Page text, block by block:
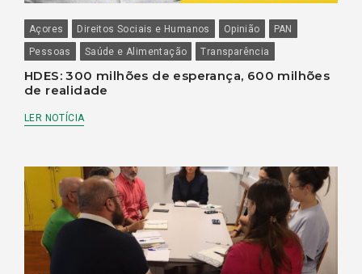
Açores Direitos Sociais e Humanos Opinião
PAN
Pessoas
Saúde e Alimentação Transparência
HDES: 300 milhões de esperança, 600 milhões
de realidade
LER NOTÍCIA